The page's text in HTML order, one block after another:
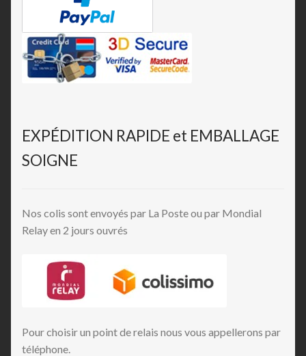
EXPÉDITION RAPIDE et EMBALLAGE
SOIGNE
Nos colis sont envoyés par La Poste ou par Mondial
Relay en 2 jours ouvrés
Pour choisir un point de relais nous vous appellerons par
téléphone.